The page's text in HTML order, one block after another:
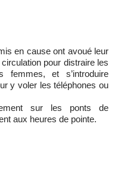
en cause ont avoué leur
pour distraire les
femmes, et s’introduire
y voler les téléphones ou
sur les ponts de
aux heures de pointe.